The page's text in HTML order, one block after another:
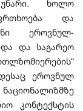
ხოლო
და
ეროვნულ-
და საგარეო
ეროვნულ
კონტექსტის